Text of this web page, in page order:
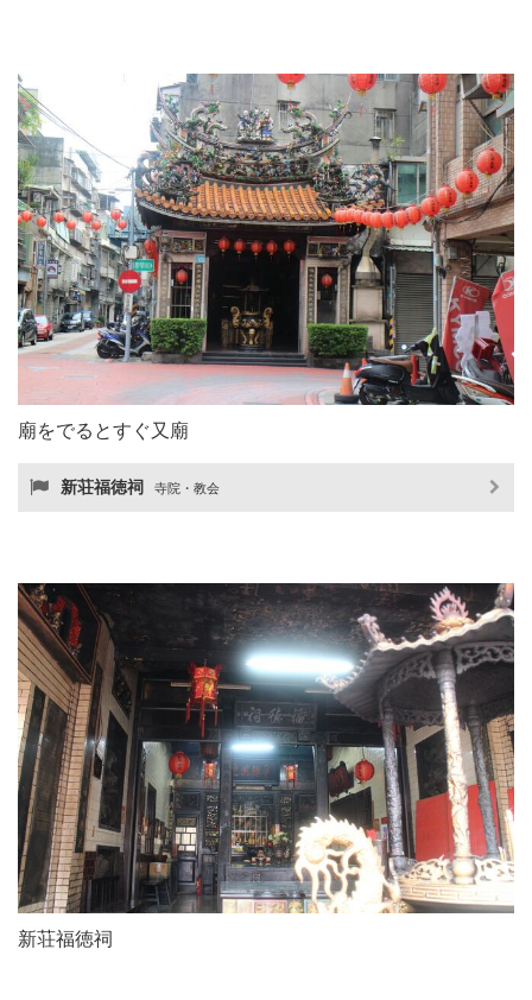
廟をでるとすぐ又廟
新荘福徳祠 寺院・教会
新荘福徳祠